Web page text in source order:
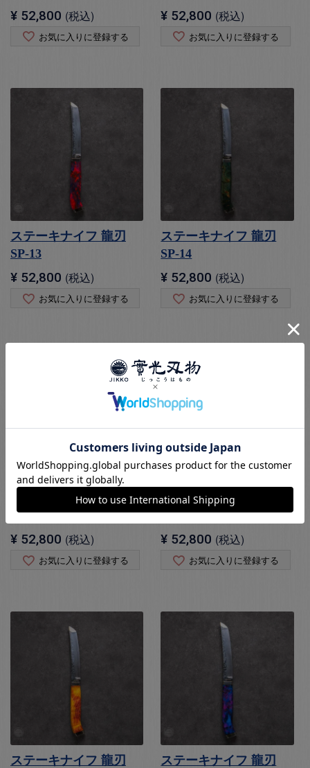
¥ 52,800 税込
お気に入りに登録する
¥ 52,800 税込
お気に入りに登録する
ステーキナイフ 龍刃
SP-13
¥ 52,800 税込
お気に入りに登録する
ステーキナイフ 龍刃
SP-14
¥ 52,800 税込
お気に入りに登録する
ステーキナイフ 龍刃
SP-15
¥ 52,800 税込
お気に入りに登録する
ステーキナイフ 龍刃
SP-16
¥ 52,800 税込
お気に入りに登録する
ステーキナイフ 龍刃
ステーキナイフ 龍刃